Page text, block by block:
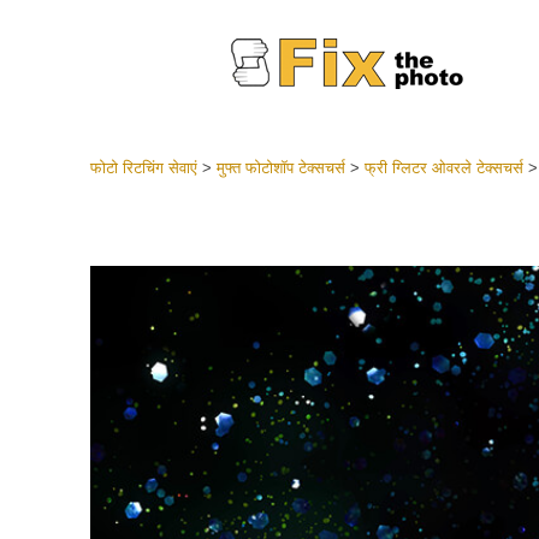
शादी
बेस्ट
मोबाइल
फोटो रिटचिंग सेवाएं>मुफ्त फोटोशॉप टेक्सचर्स>फ्री ग्लिटर ओवरले टेक्सचर्स>